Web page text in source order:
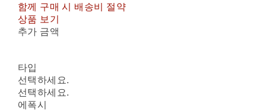
함께 구매 시 배송비 절약
상품 보기
추가 금액
타입
선택하세요.
선택하세요.
에폭시